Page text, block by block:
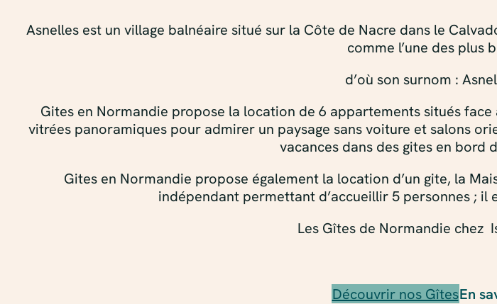
Asnelles est un village balnéaire situé sur la Côte de Nacre dans le
comme l’une des plus
d’où son surnom :
Gites en Normandie propose la location de 6 appartements situés
vitrées panoramiques pour admirer un paysage sans voiture et salons
vacances dans des gites en bord
Gites en Normandie propose également la location d’un gite, la
indépendant permettant d’accueillir 5 personnes ; il
Les Gîtes de Normandie chez
Découvrir nos GîtesEn